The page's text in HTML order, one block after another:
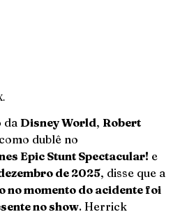
da Disney World, Robert
dublê no
Epic Stunt Spectacular! e
de 2025, disse que a
no momento do acidente foi
no show. Herrick